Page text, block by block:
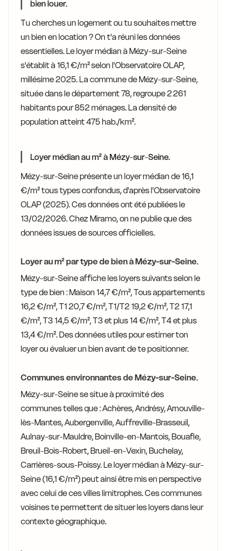
bien louer.
Tu cherches un logement ou tu souhaites mettre
un bien en location ? On t'a réuni les données
essentielles. Le loyer médian à Mézy-sur-Seine
s'établit à 16,1 €/m² selon l'Observatoire OLAP,
millésime 2025. La commune de Mézy-sur-Seine,
située dans le département 78, regroupe 2 261
habitants pour 852 ménages. La densité de
population atteint 475 hab./km².
Loyer médian au m² à Mézy-sur-Seine.
Mézy-sur-Seine présente un loyer médian de 16,1
€/m² tous types confondus, d'après l'Observatoire
OLAP (2025). Ces données ont été publiées le
13/02/2026. Chez Miramo, on ne publie que des
données issues de sources officielles.
Loyer au m² par type de bien à Mézy-sur-Seine.
Mézy-sur-Seine affiche les loyers suivants selon le
type de bien : Maison 14,7 €/m², Tous appartements
16,2 €/m², T1 20,7 €/m², T1/T2 19,2 €/m², T2 17,1
€/m², T3 14,5 €/m², T3 et plus 14 €/m², T4 et plus
13,4 €/m². Des données utiles pour estimer ton
loyer ou évaluer un bien avant de te positionner.
Communes environnantes de Mézy-sur-Seine.
Mézy-sur-Seine se situe à proximité des
communes telles que : Achères, Andrésy, Arnouville-
lès-Mantes, Aubergenville, Auffreville-Brasseuil,
Aulnay-sur-Mauldre, Boinville-en-Mantois, Bouafle,
Breuil-Bois-Robert, Brueil-en-Vexin, Buchelay,
Carrières-sous-Poissy. Le loyer médian à Mézy-sur-
Seine (16,1 €/m²) peut ainsi être mis en perspective
avec celui de ces villes limitrophes. Ces communes
voisines te permettent de situer les loyers dans leur
contexte géographique.